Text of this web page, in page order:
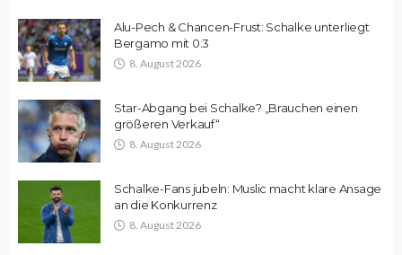
Alu-Pech & Chancen-Frust: Schalke unterliegt
Bergamo mit 0:3
8. August 2026
Star-Abgang bei Schalke? „Brauchen einen
größeren Verkauf“
8. August 2026
Schalke-Fans jubeln: Muslic macht klare Ansage
an die Konkurrenz
8. August 2026